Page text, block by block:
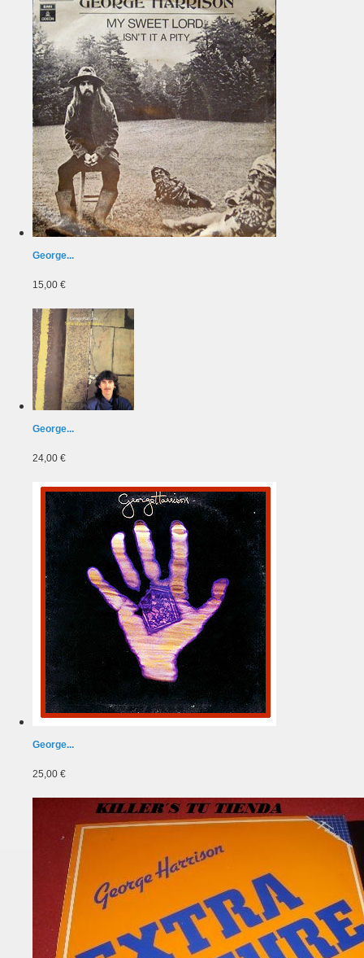
George...
15,00 €
George...
24,00 €
George...
25,00 €